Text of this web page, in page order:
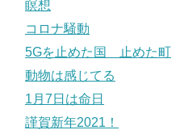
瞑想
コロナ騒動
5Gを止めた国 止めた町
動物は感じてる
1月7日は命日
謹賀新年2021！